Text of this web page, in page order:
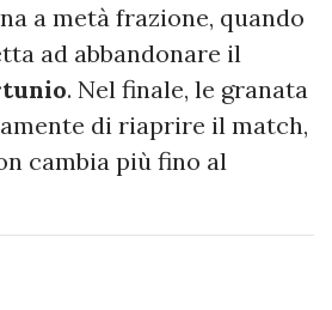
a metà frazione, quando
ad abbandonare il
. Nel finale, le granata
di riaprire il match,
cambia più fino al